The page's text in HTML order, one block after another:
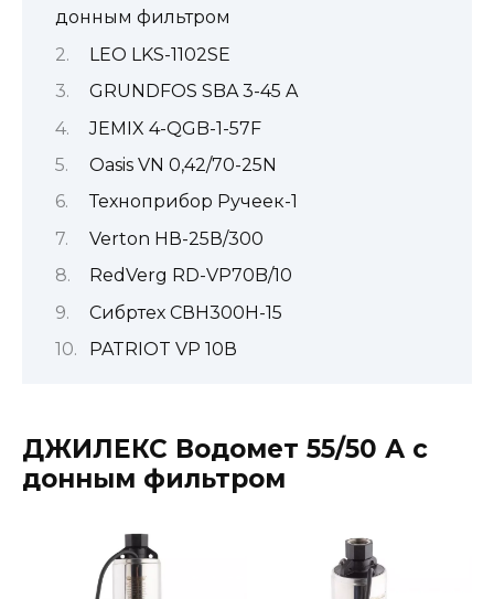
донным фильтром
LEO LKS-1102SE
GRUNDFOS SBA 3-45 A
JEMIX 4-QGB-1-57F
Oasis VN 0,42/70-25N
Техноприбор Ручеек-1
Verton НВ-25В/300
RedVerg RD-VP70B/10
Сибртех СВН300Н-15
PATRIOT VP 10В
ДЖИЛЕКС Водомет 55/50 А с
донным фильтром